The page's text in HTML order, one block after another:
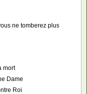
ne tomberez plus
mort
Dame
Roi